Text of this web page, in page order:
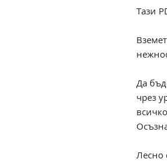
Тази
Да
чрез
Лесно